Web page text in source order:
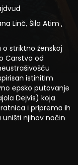
Linč, Šila Atim ,
striktno ženskoj
Carstvo od
istinitim
epsko putovanje
Dejvis) koja
i priprema ih
njihov način